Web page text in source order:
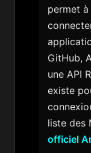
permet
GitHub,
une API
existe
liste des
officiel